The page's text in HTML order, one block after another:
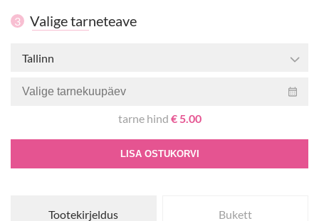
3 Valige tarneteave
Tallinn
tarne hind € 5.00
LISA OSTUKORVI
Tootekirjeldus Bukett